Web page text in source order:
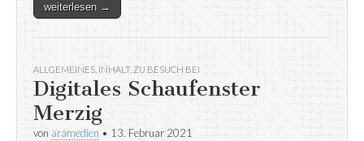
weiterlesen →
ALLGEMEINES INHALT, ZU BESUCH BEI
Digitales Schaufenster
Merzig
von aramedien • 13. Februar 2021